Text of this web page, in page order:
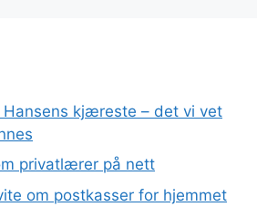
Hansens kjæreste – det vi vet
privatlærer på nett
om postkasser for hjemmet